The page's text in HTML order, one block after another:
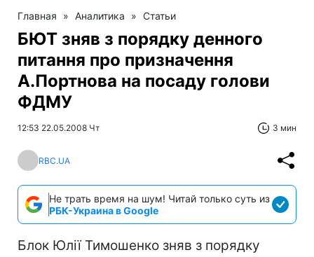
Главная » Аналитика » Статьи
БЮТ зняв з порядку денного
питання про призначення
А.Портнова на посаду голови
ФДМУ
12:53 22.05.2008 Чт 3 мин
RBC.UA
Не трать время на шум! Читай только суть из
РБК-Украина в Google
Блок Юлії Тимошенко зняв з порядку